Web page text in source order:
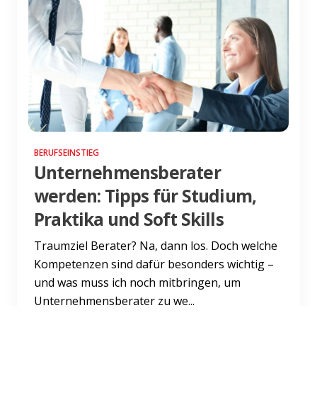
BERUFSEINSTIEG
Unternehmensberater
werden: Tipps für Studium,
Praktika und Soft Skills
Traumziel Berater? Na, dann los. Doch welche
Kompetenzen sind dafür besonders wichtig –
und was muss ich noch mitbringen, um
Unternehmensberater zu we...